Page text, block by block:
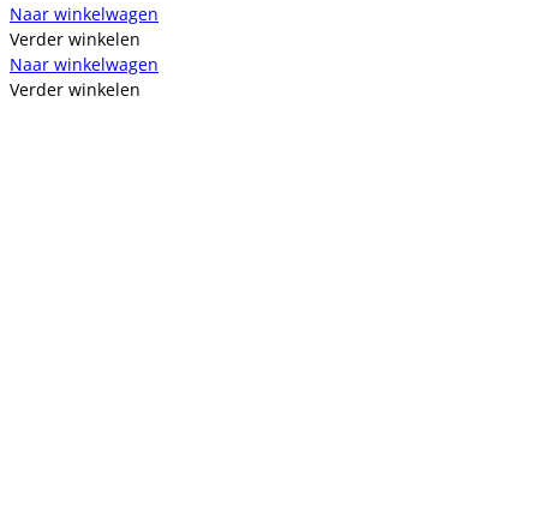
Naar winkelwagen
Verder winkelen
Naar winkelwagen
Verder winkelen